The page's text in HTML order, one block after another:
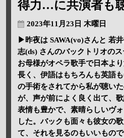
得力…に共演者も
2023年11月23日 木曜日
▶昨夜は SAWA(vo)さんと 若
志(ds) さんのバックトリオのス
お母様がオペラ歌手で日本よ
長く、伊語はもちろんも英語
の手術をされてから私が聴い
が、声が前によく良く出て、
表情も豊かで、素晴らしいヴ
した。バックも面々も彼女の
て、それを見るのもいいもので